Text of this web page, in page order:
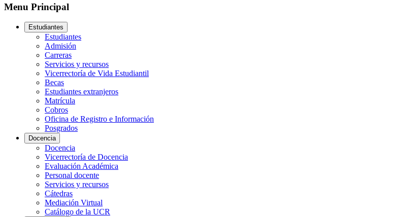
Menu Principal
Estudiantes
Estudiantes
Admisión
Carreras
Servicios y recursos
Vicerrectoría de Vida Estudiantil
Becas
Estudiantes extranjeros
Matrícula
Cobros
Oficina de Registro e Información
Posgrados
Docencia
Docencia
Vicerrectoría de Docencia
Evaluación Académica
Personal docente
Servicios y recursos
Cátedras
Mediación Virtual
Catálogo de la UCR